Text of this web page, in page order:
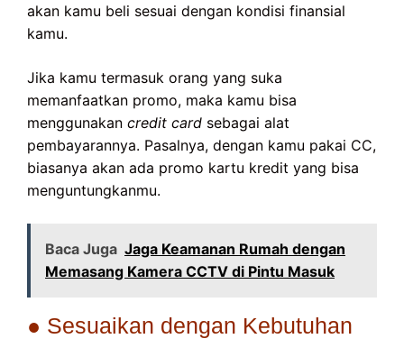
akan kamu beli sesuai dengan kondisi finansial
kamu.
Jika kamu termasuk orang yang suka
memanfaatkan promo, maka kamu bisa
menggunakan credit card sebagai alat
pembayarannya. Pasalnya, dengan kamu pakai CC,
biasanya akan ada promo kartu kredit yang bisa
menguntungkanmu.
Baca Juga Jaga Keamanan Rumah dengan
Memasang Kamera CCTV di Pintu Masuk
● Sesuaikan dengan Kebutuhan